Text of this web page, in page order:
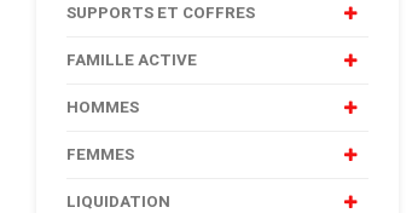
SUPPORTS ET COFFRES
FAMILLE ACTIVE
HOMMES
FEMMES
LIQUIDATION